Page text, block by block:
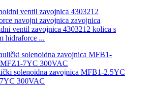
ventil zavojnica 4303212 kolica s
hidraforce ...
solenoidna zavojnica MFB1-2.5YC
300VAC